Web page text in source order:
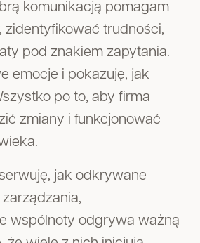
komunikacją pomagam
zidentyfikować trudności,
pod znakiem zapytania.
emocje i pokazuję, jak
po to, aby firma
zmiany i funkcjonować
jak odkrywane
wspólnoty odgrywa ważną